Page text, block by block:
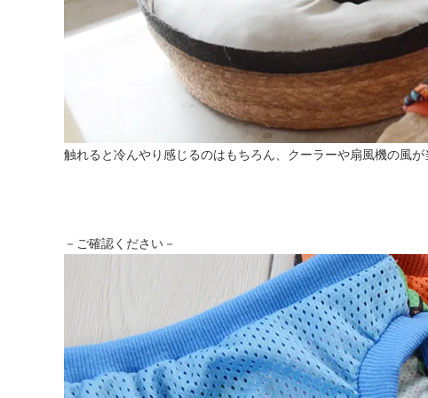
触れると冷んやり感じるのはもちろん、クーラーや扇風機の風が
－ご確認ください－